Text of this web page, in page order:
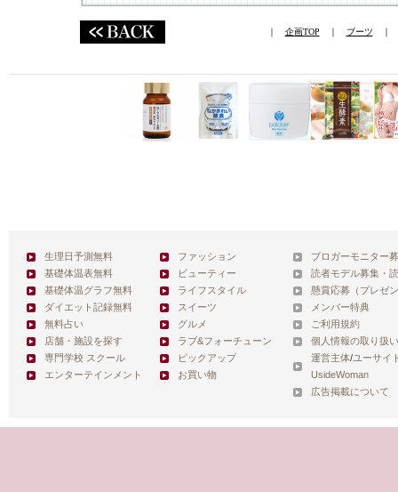
｜ 企画TOP ｜ ブーツ
生理日予測無料
基礎体温表無料
基礎体温グラフ無料
ダイエット記録無料
無料占い
店舗・施設を探す
専門学校 スクール
エンターテインメント
ファッション
ビューティー
ライフスタイル
スイーツ
グルメ
ラブ&フォーチューン
ピックアップ
お買い物
ブロガーモニター
読者モデル募集・
懸賞応募（プレゼ
メンバー特典
ご利用規約
個人情報の取り扱
運営主体/ユーサイ
UsideWoman
広告掲載について